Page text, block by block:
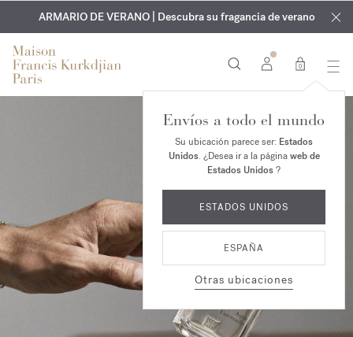
EXCLUSIVO | Descubra la nueva fragancia OUD
velvet mood
en su pedido*
GRABADO GRATUITO | En todas las fragancias y aceites
corporales hasta el 9 de agosto
ARMARIO DE VERANO | Descubra su fragancia de verano
0
Envíos a todo el mundo
Su ubicación parece ser: Estados
Unidos. ¿Desea ir a la páginaweb de
Estados Unidos?
ESTADOS UNIDOS
ESPAÑA
Otras ubicaciones